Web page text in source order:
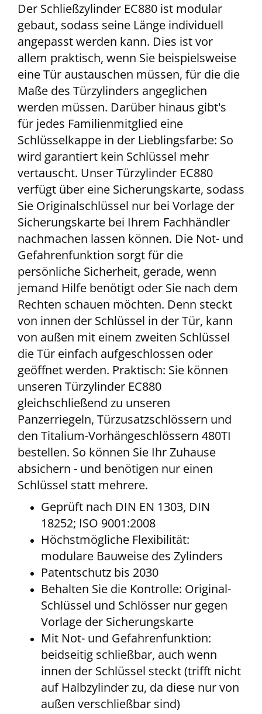
Der Schließzylinder EC880 ist modular
gebaut, sodass seine Länge individuell
angepasst werden kann. Dies ist vor
allem praktisch, wenn Sie beispielsweise
eine Tür austauschen müssen, für die die
Maße des Türzylinders angeglichen
werden müssen. Darüber hinaus gibt's
für jedes Familienmitglied eine
Schlüsselkappe in der Lieblingsfarbe: So
wird garantiert kein Schlüssel mehr
vertauscht. Unser Türzylinder EC880
verfügt über eine Sicherungskarte, sodass
Sie Originalschlüssel nur bei Vorlage der
Sicherungskarte bei Ihrem Fachhändler
nachmachen lassen können. Die Not- und
Gefahrenfunktion sorgt für die
persönliche Sicherheit, gerade, wenn
jemand Hilfe benötigt oder Sie nach dem
Rechten schauen möchten. Denn steckt
von innen der Schlüssel in der Tür, kann
von außen mit einem zweiten Schlüssel
die Tür einfach aufgeschlossen oder
geöffnet werden. Praktisch: Sie können
unseren Türzylinder EC880
gleichschließend zu unseren
Panzerriegeln, Türzusatzschlössern und
den Titalium-Vorhängeschlössern 480TI
bestellen. So können Sie Ihr Zuhause
absichern - und benötigen nur einen
Schlüssel statt mehrere.
Geprüft nach DIN EN 1303, DIN
18252; ISO 9001:2008
Höchstmögliche Flexibilität:
modulare Bauweise des Zylinders
Patentschutz bis 2030
Behalten Sie die Kontrolle: Original-
Schlüssel und Schlösser nur gegen
Vorlage der Sicherungskarte
Mit Not- und Gefahrenfunktion:
beidseitig schließbar, auch wenn
innen der Schlüssel steckt (trifft nicht
auf Halbzylinder zu, da diese nur von
außen verschließbar sind)